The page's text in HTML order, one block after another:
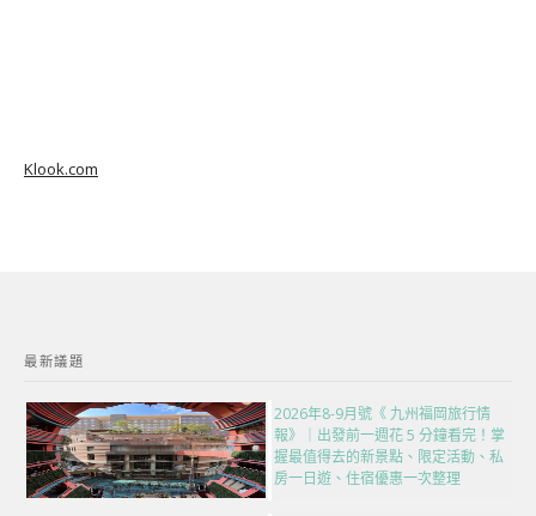
Klook.com
最新議題
2026年8-9月號《 九州福岡旅行情
報》｜出發前一週花 5 分鐘看完！掌
握最值得去的新景點、限定活動、私
房一日遊、住宿優惠一次整理